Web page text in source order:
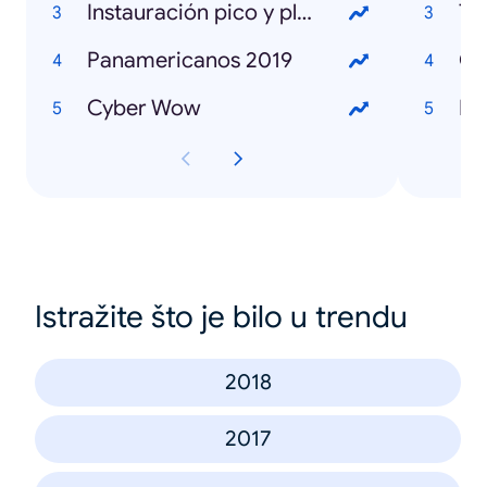
Instauración pico y placa Lima
Panamericanos 2019
Cyber Wow
IT
Istražite što je bilo u trendu
2018
2017